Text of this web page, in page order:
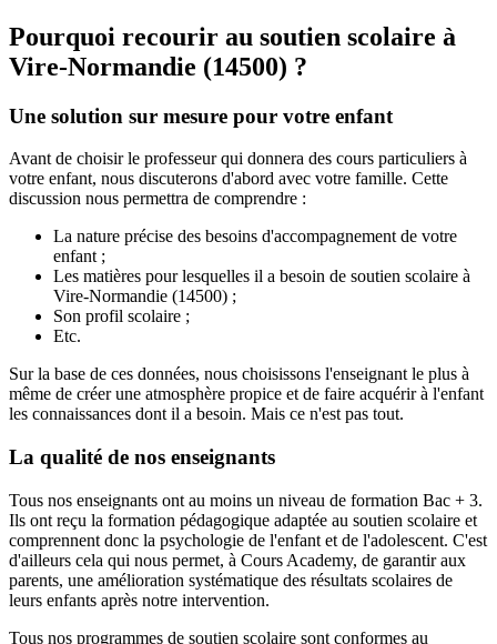
Pourquoi recourir au soutien scolaire à
Vire-Normandie (14500) ?
Une solution sur mesure pour votre enfant
Avant de choisir le professeur qui donnera des cours particuliers à
votre enfant, nous discuterons d'abord avec votre famille. Cette
discussion nous permettra de comprendre :
La nature précise des besoins d'accompagnement de votre
enfant ;
Les matières pour lesquelles il a besoin de soutien scolaire à
Vire-Normandie (14500) ;
Son profil scolaire ;
Etc.
Sur la base de ces données, nous choisissons l'enseignant le plus à
même de créer une atmosphère propice et de faire acquérir à l'enfant
les connaissances dont il a besoin. Mais ce n'est pas tout.
La qualité de nos enseignants
Tous nos enseignants ont au moins un niveau de formation Bac + 3.
Ils ont reçu la formation pédagogique adaptée au soutien scolaire et
comprennent donc la psychologie de l'enfant et de l'adolescent. C'est
d'ailleurs cela qui nous permet, à Cours Academy, de garantir aux
parents, une amélioration systématique des résultats scolaires de
leurs enfants après notre intervention.
Tous nos programmes de soutien scolaire sont conformes au